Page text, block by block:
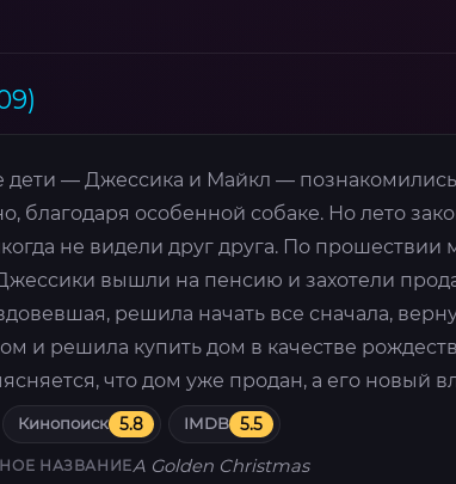
дети — Джессика и Майкл —
благодаря особенной собаке. Но лето
не видели друг друга. По прошествии
вышли на пенсию и захотели
решила начать все сначала,
и решила купить дом в качестве
что дом уже продан, а его новый
Кинопоиск 5.8 IMDB 5.5
НАЗВАНИЕA Golden Christmas